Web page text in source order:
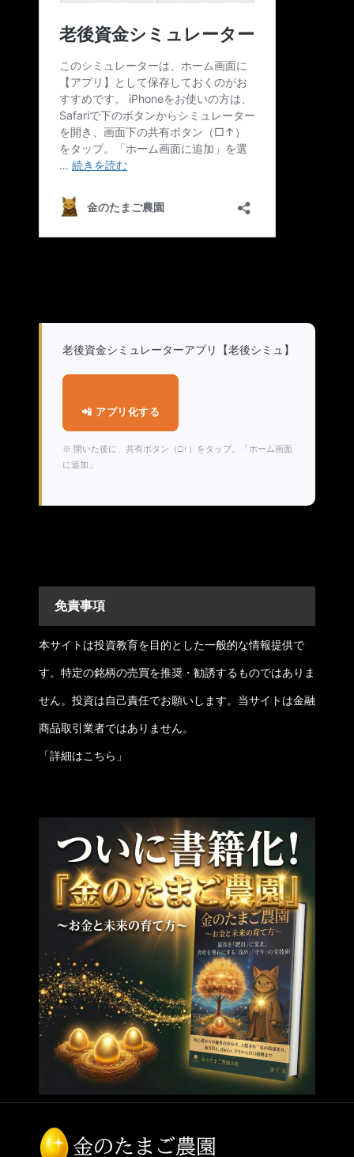
老後資金シミュレーターアプリ【老後シミュ】
📲 アプリ化する
※ 開いた後に、共有ボタン（□↑）をタップ。「ホーム画面
に追加」
免責事項
本サイトは投資教育を目的とした一般的な情報提供で
す。特定の銘柄の売買を推奨・勧誘するものではありま
せん。投資は自己責任でお願いします。当サイトは金融
商品取引業者ではありません。
「詳細はこちら 」